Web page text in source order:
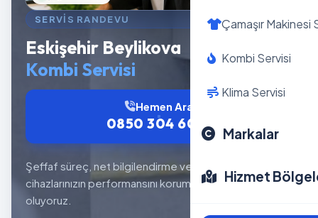
Çamaşır Makinesi
Kombi Servisi
Klima Servisi
Markalar
Hizmet
SERVIS RANDEVU
Eskişehir Beylikova
Kombi Servisi
Şeffaf süreç, net bilgilendirme ve planlı servis akışıyla
cihazlarınızın performansını korumaya yardımcı
oluyoruz.
Hemen Ara
0850 304 6012